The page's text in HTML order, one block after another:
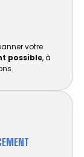
votre
possible, à